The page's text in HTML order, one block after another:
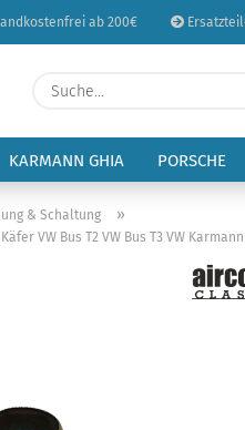
ab 200€
KARMANN GHIA PORSCHE
& Schaltung »
VW Bus T2 VW Bus T3 VW Karmann